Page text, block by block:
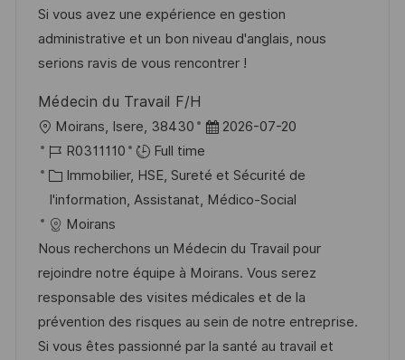
t
i
o
f
i
g
c
e
d
p
o
s
t
e
r
i
e
Si vous avez une expérience en gestion
administrative et un bon niveau d'anglais, nous
serions ravis de vous rencontrer !
Médecin du Travail F/H
o
c
i
s
a
t
i
Moirans, Isere, 38430
D
a
t
e
’
a
f
f
i
2026-07-20
R
é
f
é
r
e
n
c
e
R0311110
Full time
C
a
t
é
g
o
r
i
Immobilier, HSE, Sureté et Sécurité de
I'information, Assistanat, Médico-Social
Moirans
Nous recherchons un Médecin du Travail pour
rejoindre notre équipe à Moirans. Vous serez
responsable des visites médicales et de la
prévention des risques au sein de notre entreprise.
Si vous êtes passionné par la santé au travail et